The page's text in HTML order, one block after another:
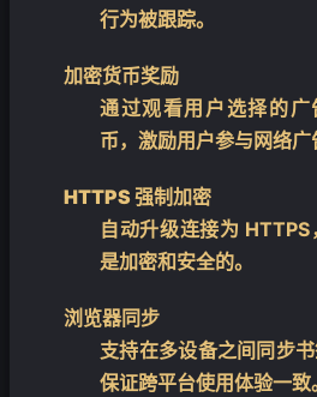
行为被跟踪。
加密货币奖励
通过观看用户选择的
币，激励用户参与网络广
HTTPS 强制加密
自动升级连接为
是加密和安全的。
浏览器同步
支持在多设备之间同步
保证跨平台使用体验一致